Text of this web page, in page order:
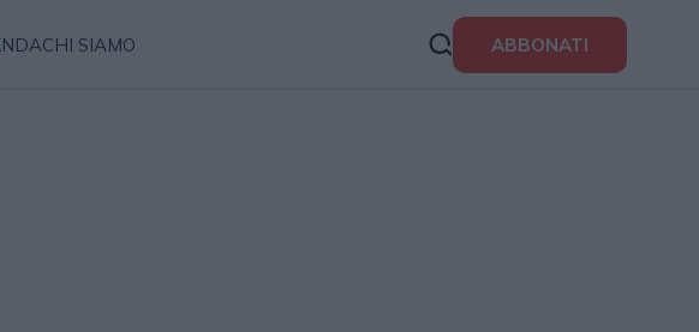
CHI SIAMO ABBONATI